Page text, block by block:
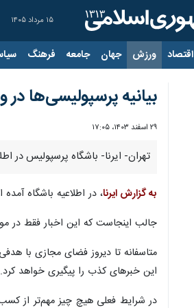
۱۵ مرداد ۱۴۰۵
اقتصاد ورزش جهان جامعه فرهنگ
بیانیه پرسپولیسی‌ها
۲۹ اسفند ۱۴۰۳، ۱۷:۰۵